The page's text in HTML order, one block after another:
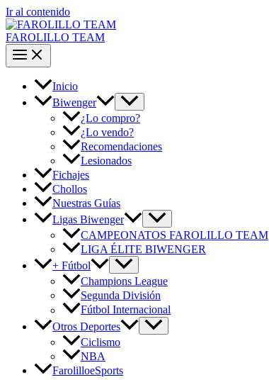
Ir al contenido
FAROLILLO TEAM
Inicio
Biwenger
¿Lo compro?
¿Lo vendo?
Recomendaciones
Lesionados
Fichajes
Chollos
Nuestras Guías
Ligas Biwenger
CAMPEONATOS FAROLILLO TEAM
LIGA ÉLITE BIWENGER
+ Fútbol
Champions League
Segunda División
Fútbol Internacional
Otros Deportes
Ciclismo
NBA
FarolilloeSports